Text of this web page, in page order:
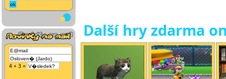
4 + 3 =
Další hry zdarma